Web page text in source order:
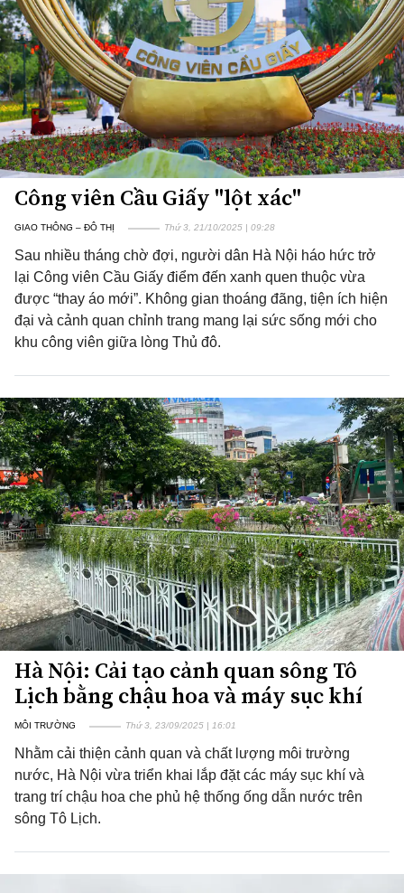
Công viên Cầu Giấy "lột xác"
GIAO THÔNG – ĐÔ THỊ Thứ 3, 21/10/2025 | 09:28
Sau nhiều tháng chờ đợi, người dân Hà Nội háo hức trở
lại Công viên Cầu Giấy điểm đến xanh quen thuộc vừa
được “thay áo mới”. Không gian thoáng đãng, tiện ích hiện
đại và cảnh quan chỉnh trang mang lại sức sống mới cho
khu công viên giữa lòng Thủ đô.
Hà Nội: Cải tạo cảnh quan sông Tô
Lịch bằng chậu hoa và máy sục khí
MÔI TRƯỜNG Thứ 3, 23/09/2025 | 16:01
Nhằm cải thiện cảnh quan và chất lượng môi trường
nước, Hà Nội vừa triển khai lắp đặt các máy sục khí và
trang trí chậu hoa che phủ hệ thống ống dẫn nước trên
sông Tô Lịch.